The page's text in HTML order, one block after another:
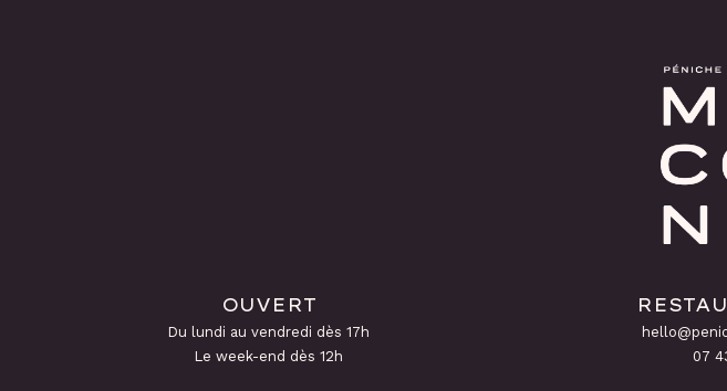
OUVERT
Du lundi au vendredi dès 17h
Le week-end dès 12h
‭07